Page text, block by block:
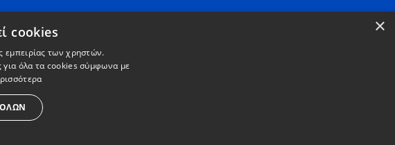
×
cookies
εμπειρίας των χρηστών.
για όλα τα cookies σύμφωνα με